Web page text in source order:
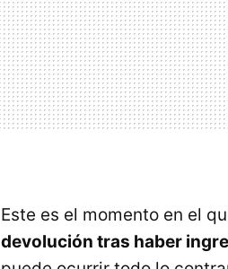
Este es el momento en el
devolución tras haber